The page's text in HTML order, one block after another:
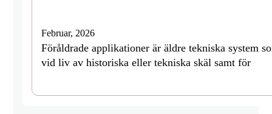
Februar, 2026
Föråldrade applikationer är äldre tekniska system
vid liv av historiska eller tekniska skäl samt för